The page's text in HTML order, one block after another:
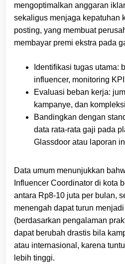
mengoptimalkan anggaran
sekaligus menjaga kepatuhan
posting, yang membuat
membayar premi ekstra pada
Identifikasi tugas utama:
influencer, monitoring
Evaluasi beban kerja:
kampanye, dan
Bandingkan dengan
data rata-rata gaji pada
Glassdoor atau laporan
Data umum menunjukkan
Influencer Coordinator di kota
antara Rp8‑10 juta per bulan,
menengah dapat turun menjadi
(berdasarkan pengalaman
dapat berubah drastis bila
atau internasional, karena
lebih tinggi.